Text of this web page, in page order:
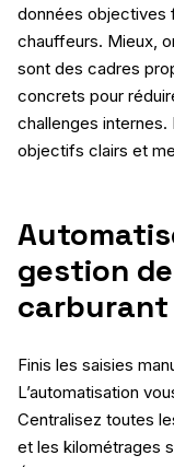
données objectives
chauffeurs. Mieux,
sont des cadres
concrets pour
challenges
objectifs clairs et
gestion
carburant
Finis les saisies
L’automatisation
Centralisez toutes
et les kilométrages